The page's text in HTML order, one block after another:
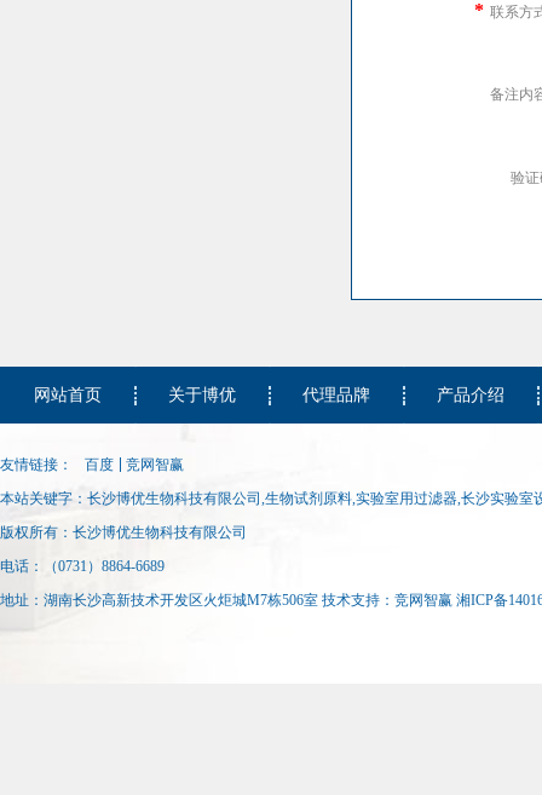
* 联系方
备注内
验
网站首页 关于博优 代理品牌 产品介绍
友情链接： 百度
竞网智赢
本站关键字：长沙博优生物科技有限公司,生物试剂原料,实验室用过滤器,长沙实验室
试纸生产设备
版权所有：长沙博优生物科技有限公司
电话：（0731）8864-6689
地址：湖南长沙高新技术开发区火炬城M7栋506室 技术支持： 竞网智赢 湘ICP备